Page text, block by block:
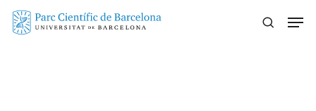
Skip